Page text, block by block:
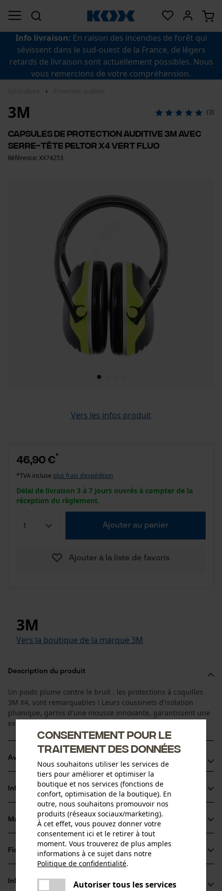
Info livraison: En raison des incendies de forêt qui
sévissent dans le sud-ouest de la France, de légers
retards de livraison sont actuellement possibles. Nous
vous remercions de votre compréhension.
3M (3)
Capsules de protection auditive 3M avec
serre-tête Peltor X4 Vert Fluo
Référence: XX74253
Vers les infos produit
46,90 €*
*TVA incluse plus frais d'expédition
Délai de livraison 3 à 7 jours ouvrés à compter de la
réception du règlement.
Ajouter au panier
Ajouter à la liste de favoris
3M
Vers la boutique de la marque 3M
Description du produit
Un poids plume contre le bruit : les protections à coquilles
3M X4, sont remarquables ! Leurs coussinets d'isolation
phonique, garnis d'une mousse innovante, garantissent une
excellente protection auditive anti-bruit.
Avantages du produit
Design moderne et fin
Parfaitement compatible avec d'autres éléments de
protections personnelles de 3M
Plus de visibilité et de sécurité grâce à la couleur fluo
Informations sur le produit
Détails du produit
Type dactivité
Séjour dans un environnement bruyant, Protéger
Matériau & entretien
Matériau
Détails du rembourrage
coussinets pour oreilles
Fiches techniques
Déclaration de conformité (PDF)
Informations fabricant
Consentement pour le
traitement des données
Nous souhaitons utiliser les services de
tiers pour améliorer et optimiser la
boutique et nos services (fonctions de
confort, optimisation de la boutique). En
outre, nous souhaitons promouvoir nos
produits (réseaux sociaux/marketing).
À cet effet, vous pouvez donner votre
consentement ici et le retirer à tout
moment. Vous trouverez de plus amples
informations à ce sujet dans notre
Politique de confidentialité.
Autoriser tous les services
Une erreur s'est produite. Veuillez
partager
partager